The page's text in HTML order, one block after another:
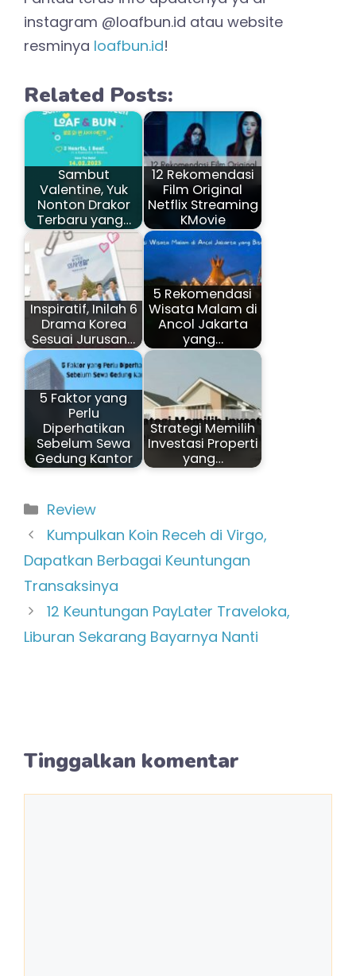
instagram @loafbun.id atau website
resminya loafbun.id!
Related Posts:
Sambut
Valentine, Yuk
Nonton Drakor
Terbaru yang…
12 Rekomendasi
Film Original
Netflix Streaming
KMovie
Inspiratif, Inilah 6
Drama Korea
Sesuai Jurusan…
5 Rekomendasi
Wisata Malam di
Ancol Jakarta
yang…
5 Faktor yang
Perlu
Diperhatikan
Sebelum Sewa
Gedung Kantor
Strategi Memilih
Investasi Properti
yang…
Kategori
Review
Kumpulkan Koin Receh di Virgo,
Dapatkan Berbagai Keuntungan
Transaksinya
12 Keuntungan PayLater Traveloka,
Liburan Sekarang Bayarnya Nanti
Tinggalkan komentar